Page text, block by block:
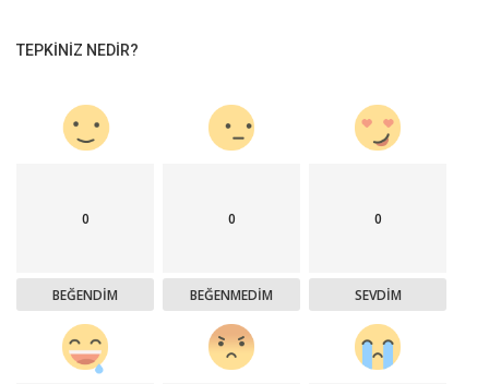
TEPKINIZ NEDIR?
0
BEĞENDIM
0
BEĞENMEDIM
0
SEVDIM